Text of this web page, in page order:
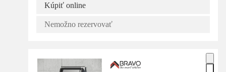
Kúpiť online
Nemožno rezervovať